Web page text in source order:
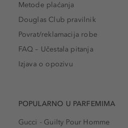
Metode plaćanja
Douglas Club pravilnik
Povrat/reklamacija robe
FAQ – Učestala pitanja
Izjava o opozivu
POPULARNO U PARFEMIMA
Gucci - Guilty Pour Homme